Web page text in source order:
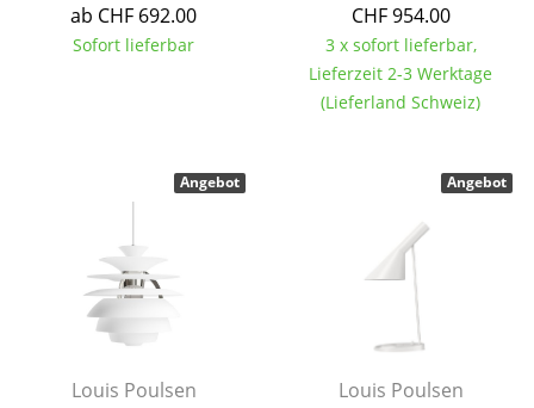
Kinderbetten
Spiegel
Figuren & Miniaturen
ab CHF 692.00
Sofort lieferbar
CHF 954.00
3 x sofort lieferbar,
Lieferzeit 2-3 Werktage
(Lieferland Schweiz)
Louis Poulsen
Angebot
Louis Poulsen
Angebot